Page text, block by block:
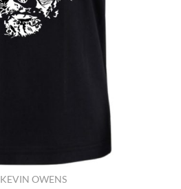
KEVIN OWENS